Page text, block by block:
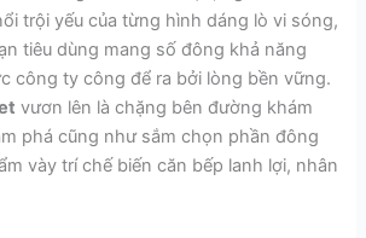
trội yếu của từng hình dáng lò vi sóng,
tiêu dùng mang số đông khả năng
công ty công để ra bởi lòng bền vững.
vươn lên là chặng bên đường khám
phá cũng như sắm chọn phần đông
vày trí chế biến căn bếp lanh lợi, nhân